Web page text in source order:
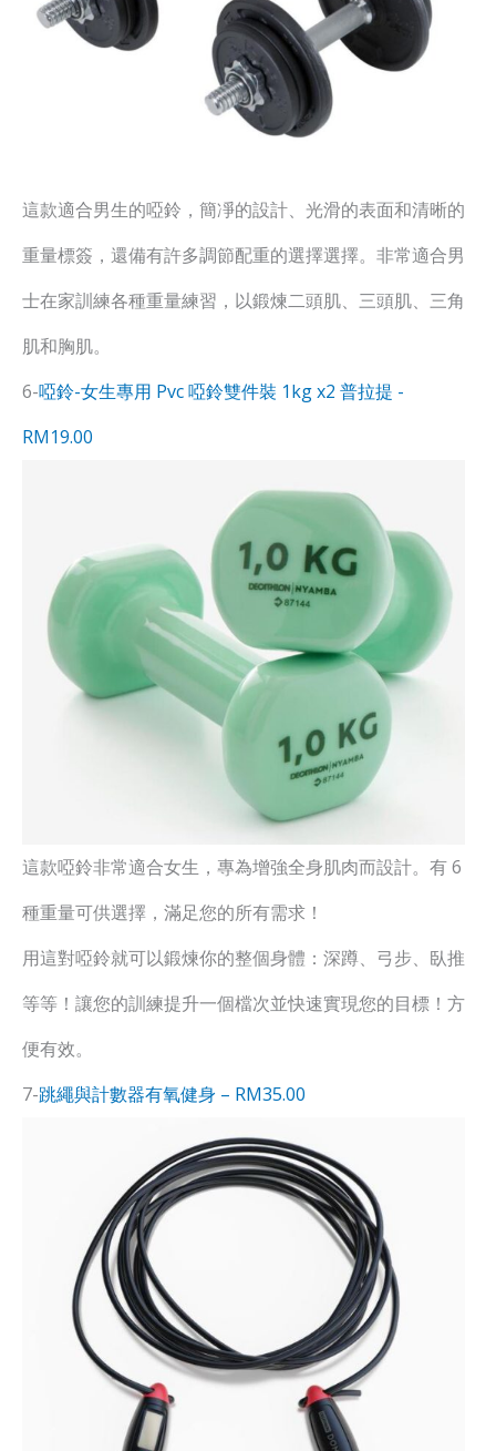
這款適合男生的啞鈴，簡凈的設計、光滑的表面和清晰的
重量標簽，還備有許多調節配重的選擇選擇。非常適合男
士在家訓練各種重量練習，以鍛煉二頭肌、三頭肌、三角
肌和胸肌。
6-啞鈴-女生專用 Pvc 啞鈴雙件裝 1kg x2 普拉提 -
RM19.00
這款啞鈴非常適合女生，專為增強全身肌肉而設計。有 6
種重量可供選擇，滿足您的所有需求！
用這對啞鈴就可以鍛煉你的整個身體：深蹲、弓步、臥推
等等！讓您的訓練提升一個檔次並快速實現您的目標！方
便有效。
7-跳繩與計數器有氧健身 – RM35.00